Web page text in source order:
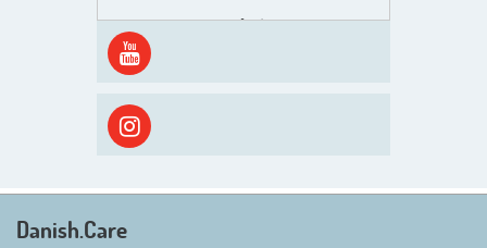
Men inden det går løs med en
spændende og aktivt
efterårsæson, så går turen først
ud i solen, ned til vandet og ind i
skyggen igen. Danish.Care holder
sommerlukket i uge 29 + 30.
Mvh. Anders, Helle og Malthe
Danish.Care